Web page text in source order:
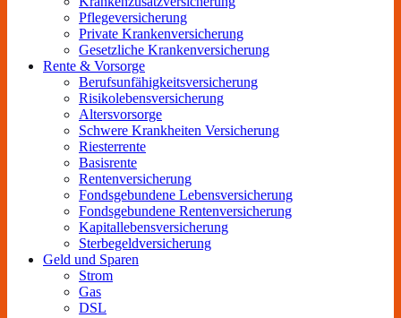
Pflegeversicherung
Private Krankenversicherung
Gesetzliche Krankenversicherung
Rente & Vorsorge
Berufs­unfähigkeitsversicherung
Risikolebensversicherung
Altersvorsorge
Schwere Krankheiten Versicherung
Riesterrente
Basisrente
Rentenversicherung
Fondsgebundene Lebensversicherung
Fondsgebundene Rentenversicherung
Kapitallebensversicherung
Sterbegeldversicherung
Geld und Sparen
Strom
Gas
DSL